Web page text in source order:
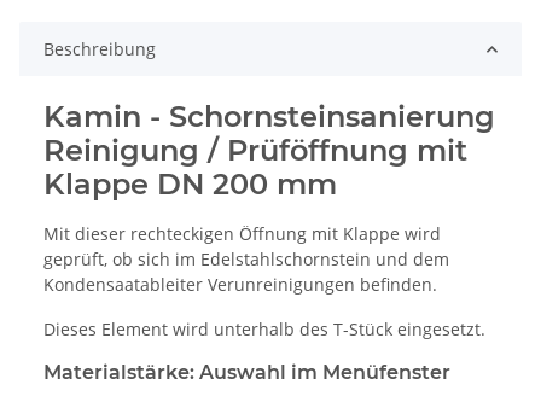
Beschreibung
Kamin - Schornsteinsanierung
Reinigung / Prüföffnung mit
Klappe DN 200 mm
Mit dieser rechteckigen Öffnung mit Klappe wird
geprüft, ob sich im Edelstahlschornstein und dem
Kondensaatableiter Verunreinigungen befinden.
Dieses Element wird unterhalb des T-Stück eingesetzt.
Materialstärke: Auswahl im Menüfenster